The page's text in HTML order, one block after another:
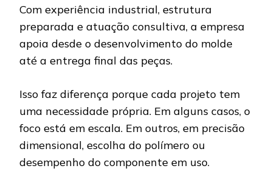
Com experiência industrial, estrutura
preparada e atuação consultiva, a empresa
apoia desde o desenvolvimento do molde
até a entrega final das peças.
Isso faz diferença porque cada projeto tem
uma necessidade própria. Em alguns casos, o
foco está em escala. Em outros, em precisão
dimensional, escolha do polímero ou
desempenho do componente em uso.